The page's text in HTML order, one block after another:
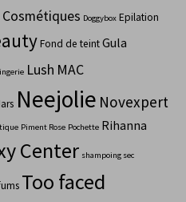
Cosmétiques Doggybox Epilation
Fond de teintGula
Lush MAC
Neejolie Novexpert
Piment Rose Pochette Rihanna
Center shampoing sec
Too faced